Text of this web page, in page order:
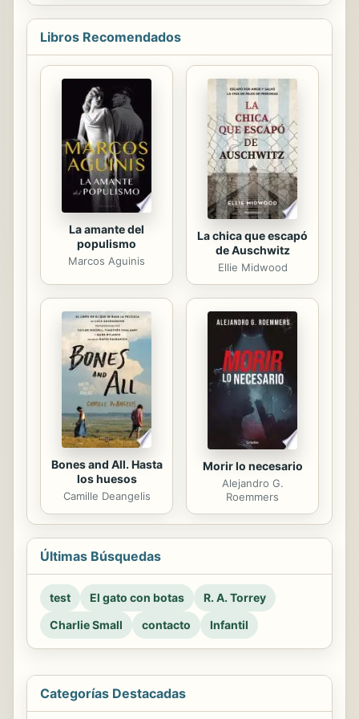
querríamos. Miramos a un lado y a
opción: corremos hasta nuestro
destino. Lo que nos deparará el día
siguiente solo los dioses lo saben.
Oscura Roma es un viaje fascinante a
la Roma más desconocida, la ciudad
nocturna en la que brujas,
hechiceros, asesinos, sicarios y todo
tipo de criaturas acechan en las
sombras.
Libros Recomendados
La amante del
populismo
Marcos Aguinis
La chica que escapó
de Auschwitz
Ellie Midwood
Bones and All. Hasta
los huesos
Camille Deangelis
Morir lo necesario
Alejandro G.
Roemmers
Últimas Búsquedas
test El gato con botas
R. A. Torrey
Charlie Small
contacto Infantil
Categorías Destacadas